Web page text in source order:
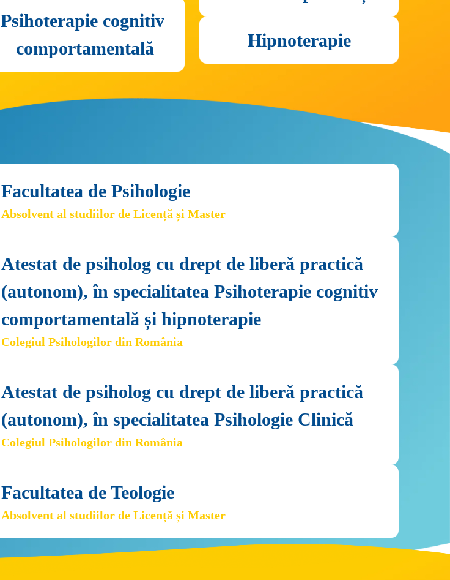
Psihoterapie cognitiv
comportamentală
Hipnoterapie
Facultatea de Psihologie
Absolvent al studiilor de Licență și Master
Atestat de psiholog cu drept de liberă practică
(autonom), în specialitatea Psihoterapie cognitiv
comportamentală și hipnoterapie
Colegiul Psihologilor din România
Atestat de psiholog cu drept de liberă practică
(autonom), în specialitatea Psihologie Clinică
Colegiul Psihologilor din România
Facultatea de Teologie
Absolvent al studiilor de Licență și Master